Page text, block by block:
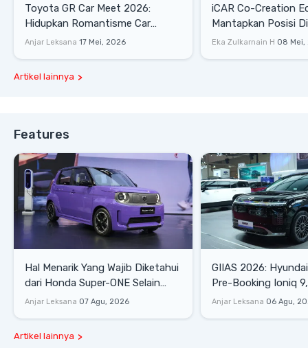
Toyota GR Car Meet 2026:
Hidupkan Romantisme Car
Culture Era 90-an
Anjar Leksana 17 Mei, 2026
iCAR Co-Creation
Mantapkan Posisi
Gaya Hidup
Eka Zulkarnain H 08 Mei,
Artikel lainnya
Features
Hal Menarik Yang Wajib Diketahui
dari Honda Super-ONE Selain
Harga
Anjar Leksana 07 Agu, 2026
GIIAS 2026:
Pre-Booking Ioniq
Rp1,49 Miliar
Anjar Leksana 06 Agu,
Artikel lainnya